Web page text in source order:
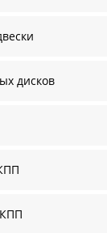
дисков